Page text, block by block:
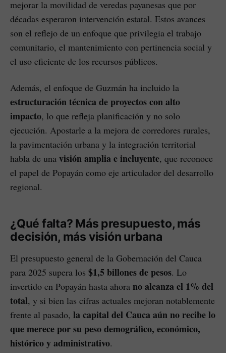
mejorar la movilidad de veredas payanesas que por
décadas esperaron intervención estatal. Estos avances
son el reflejo de un enfoque que privilegia el trabajo
comunitario, el mantenimiento con pertinencia social y
el uso eficiente de los recursos públicos.
Además, el enfoque de Guzmán ha incluido la
estructuración técnica de proyectos con alto
impacto, lo que refleja planificación y no solo
ejecución. Apostarle a la mejora de corredores rurales,
la pavimentación urbana y la integración territorial
habla de una visión amplia e incluyente, que reconoce
el papel de Popayán como eje articulador del desarrollo
regional.
¿Qué falta? Más presupuesto, más
decisión, más visión urbana
El presupuesto general de la Gobernación del Cauca
para 2025 supera los $1,5 billones de pesos. Lo
invertido en Popayán hasta ahora no alcanza el 1% del
total, y si bien las cifras actuales mejoran notablemente
frente al pasado, la capital del Cauca aún no recibe lo
que merece por su peso demográfico, económico,
histórico y administrativo.